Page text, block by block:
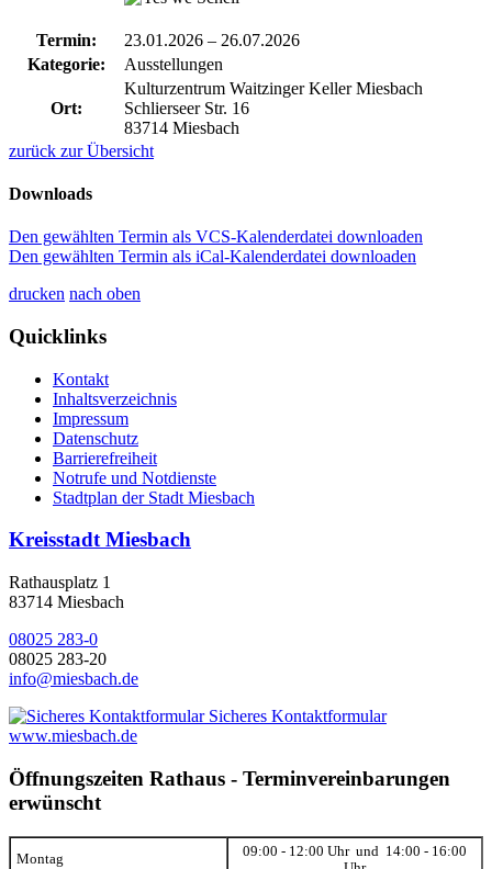
Termin: 23.01.2026 – 26.07.2026
Kategorie:
Ausstellungen
Ort:
Kulturzentrum Waitzinger Keller Miesbach
Schlierseer Str. 16
83714 Miesbach
zurück zur Übersicht
Downloads
Den gewählten Termin als VCS-Kalenderdatei downloaden
Den gewählten Termin als iCal-Kalenderdatei downloaden
drucken nach oben
Quicklinks
Kontakt
Inhaltsverzeichnis
Impressum
Datenschutz
Barrierefreiheit
Notrufe und Notdienste
Stadtplan der Stadt Miesbach
Kreisstadt Miesbach
Rathausplatz 1
83714 Miesbach
08025 283-0
08025 283-20
info@miesbach.de
Sicheres Kontaktformular
www.miesbach.de
Öffnungszeiten Rathaus - Terminvereinbarungen
erwünscht
Montag
09:00 - 12:00 Uhr und 14:00 - 16:00